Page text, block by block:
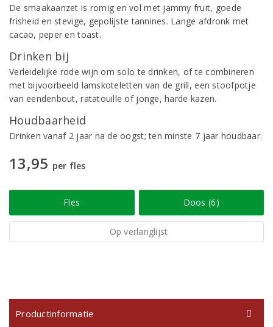
De smaakaanzet is romig en vol met jammy fruit, goede
frisheid en stevige, gepolijste tannines. Lange afdronk met
cacao, peper en toast.
Drinken bij
Verleidelijke rode wijn om solo te drinken, of te combineren
met bijvoorbeeld lamskoteletten van de grill, een stoofpotje
van eendenbout, ratatouille of jonge, harde kazen.
Houdbaarheid
Drinken vanaf 2 jaar na de oogst; ten minste 7 jaar houdbaar.
13,95 per fles
Fles Doos (6)
Op verlanglijst
Productinformatie